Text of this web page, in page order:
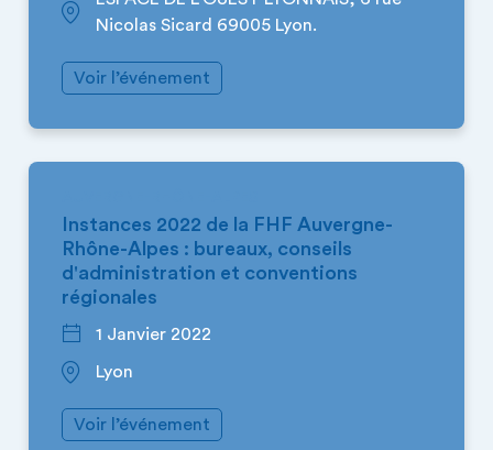
Nicolas Sicard 69005 Lyon.
Voir l’événement
Instances 2022 de la FHF Auvergne-
Rhône-Alpes : bureaux, conseils
d'administration et conventions
régionales
1 Janvier 2022
Lyon
Voir l’événement